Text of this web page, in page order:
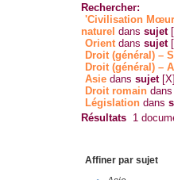
Rechercher:
'Civilisation
naturel danssujet
Orientdanssujet
Droit (général) –
Droit (général) –
Asie danssujet [X]
Droit romain
Législation dans
Résultats 1
Affiner par sujet